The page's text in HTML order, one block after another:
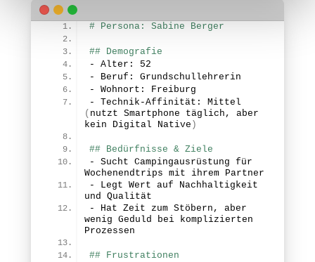
# Persona: Sabine Berger
## Demografie
- Alter: 52
- Beruf: Grundschullehrerin
- Wohnort: Freiburg
- Technik-Affinität: Mittel
( nutzt Smartphone täglich, aber
kein Digital Native )
## Bedürfnisse & Ziele
- Sucht Campingausrüstung für
Wochenendtrips mit ihrem Partner
- Legt Wert auf Nachhaltigkeit
und Qualität
- Hat Zeit zum Stöbern, aber
wenig Geduld bei komplizierten
Prozessen
## Frustrationen